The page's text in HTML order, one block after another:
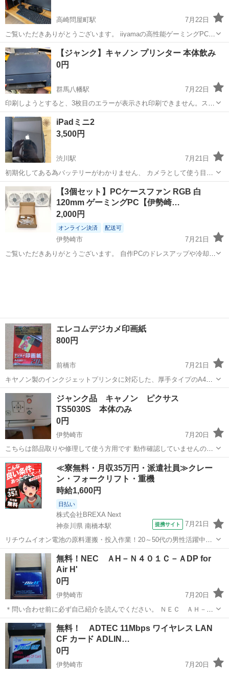
高崎問屋町駅
7月22日
ご覧いただきありがとうございます。 iiyamaの高性能ゲーミングPCブ
ランド「LEVEL∞」のPC本体を含む、4点セットです。購入時本体価
格は約24万円でした。 12コア24スレッドCPU「Ryzen 9 3900X」+...
群馬 高崎市 高崎問屋町駅 デスクトップパソコン
【ジャンク】キャノン プリンター 本体飲み
0円
群馬八幡駅
7月22日
印刷しようとすると、3枚目のエラーが表示され印刷できません。スキ
ャンとコピーについては、出来るか確認できていません。 インクは、
BCI-380(ブラック)、BCI-381(カラー)が必要です。 今月末処分予定。
群馬 高崎市 群馬八幡駅
iPadミニ2
3,500円
渋川駅
7月21日
初期化してある為バッテリーがわかりません、 カメラとして使う目的
しかできません、 iosが26.1更新できません、
群馬 渋川市 渋川駅 iPad
【3個セット】PCケースファン RGB 白
120mm ゲーミングPC【伊勢崎…
2,000円
オンライン決済 配送可
伊勢崎市
7月21日
ご覧いただきありがとうございます。 自作PCのドレスアップや冷却強
エレコムデジカメ印画紙
800円
前橋市
7月21日
キヤノン製のインクジェットプリンタに対応した、厚手タイプのA4サ
イズデジカメ印画紙（EJK-CPA420）です。自宅保管未使用品になり
ます。
群馬 前橋市 その他 インクジェットプリンタ
ジャンク品 キャノン ピクサス
TS5030S 本体のみ
0円
伊勢崎市
7月20日
こちらは部品取りや修理して使う方用です 動作確認していませんので
動かないというクレームはやめてください 使わなくなって2年ほど経
ちます インクが詰まっていると思いますので部品取りに 外見はきれい
な状態...
群馬 伊勢崎市 プリンター キャノン
≪寮無料・月収35万円・派遣社員≫クレー
ン・フォークリフト・重機
時給1,600円
日払い
株式会社BREXA Next
神奈川県 南橋本駅
提携サイト 7月21日
リチウムイオン電池の原料運搬・投入作業！20～50代の男性活躍中★
ワンルーム寮完備！赴任旅費会社負担！年間休日130日★フォークリフ
ト免許お持ちの方、活躍中！就業先食堂利用可★《神奈川県相模原
市》 人気の工場のお仕事 ◇電...
神奈川 相模原市
無料！NEC ＡH－Ｎ４０１Ｃ－ＡDP for
Air H'
0円
伊勢崎市
7月20日
＊問い合わせ前に必ず自己紹介を読んでください。 ＮＥＣ ＡＨ－Ｎ
４０１Ｃ－ＡＤＰ ｆｏｒ Ａｉｒ Ｈ’です。 本体のみです。 欲し
い方に差し上げます。
群馬 伊勢崎市
無料！ ADTEC 11Mbps ワイヤレス LAN
CF カード ADLIN…
0円
伊勢崎市
7月20日